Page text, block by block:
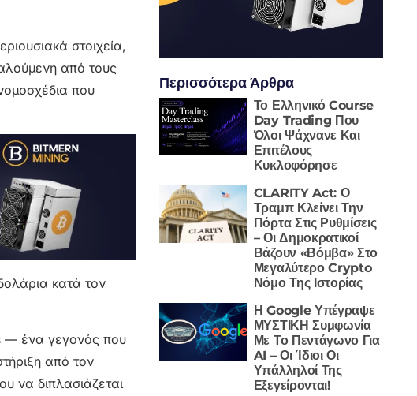
στοιχεία,
από τους
που
κατά τον
— ένα γεγονός που
από τον
να διπλασιάζεται
Περισσότερα Άρθρα
Το Ελληνικό Course
Day Trading Που
Όλοι Ψάχνανε Και
Επιτέλους
Κυκλοφόρησε
CLARITY Act: Ο
Τραμπ Κλείνει Την
Πόρτα Στις Ρυθμίσεις
– Οι Δημοκρατικοί
Βάζουν «Βόμβα» Στο
Μεγαλύτερο Crypto
Νόμο Της Ιστορίας
Η Google Υπέγραψε
ΜΥΣΤΙΚΗ Συμφωνία
Με Το Πεντάγωνο Για
AI – Οι Ίδιοι Οι
Υπάλληλοί Της
Εξεγείρονται!